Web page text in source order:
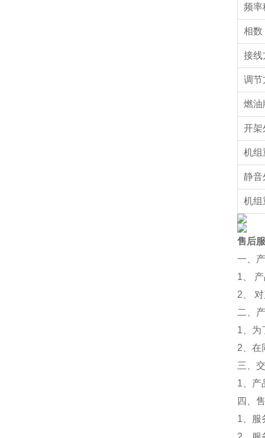
频率
相
接线
调节
燃油
开架
机组
静音
机组
售后
一、
1、
2、
二、
1、为
2、在
三、
1、产
四、
1、服